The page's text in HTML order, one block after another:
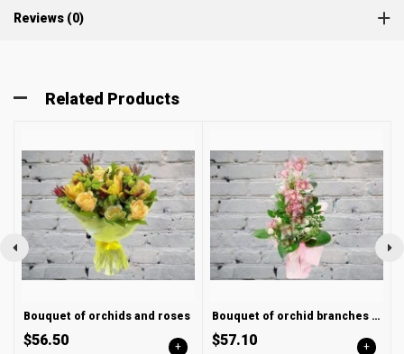
Reviews (0)
Related Products
Bouquet of orchids and roses
$56.50 +
Bouquet of orchid branches cymbidium
$57.10 +